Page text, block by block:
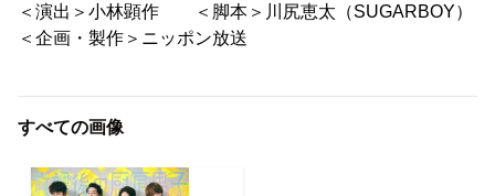
＜演出＞小林顕作 ＜脚本＞川尻恵太（SUGARBOY）
＜企画・製作＞ニッポン放送
すべての画像